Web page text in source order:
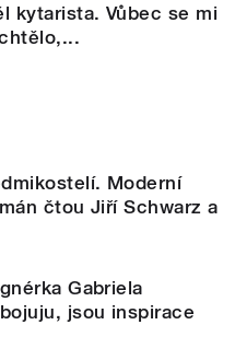
kytarista. Vůbec se mi
Moderní
čtou Jiří Schwarz a
Gabriela
jsou inspirace